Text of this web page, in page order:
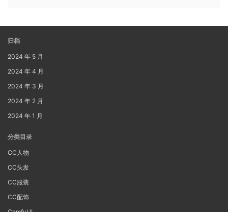
归档
2024 年 5 月
2024 年 4 月
2024 年 3 月
2024 年 2 月
2024 年 1 月
分类目录
CC人物
CC头发
CC服装
CC配饰